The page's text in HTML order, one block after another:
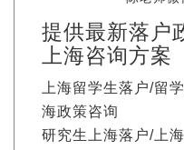
提供最新落户
上海咨询方案
上海留学生落户/留
海政策咨询
研究生上海落户/上